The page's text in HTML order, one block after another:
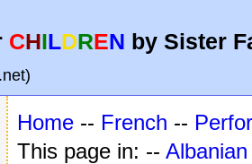
CHILDREN by Sister
Home -- French --
This page in: -- Albanian